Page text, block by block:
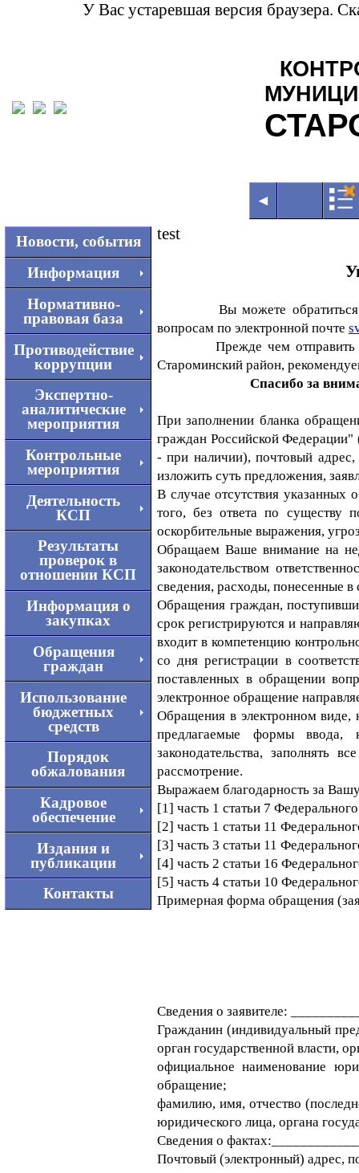
У Вас устаревшая версия браузера.
◄
Новости, события
Информация
Нормативно-
правовая база
Противодействие
коррупции
Экспертно-
аналитические
мероприятия
Контрольные
мероприятия
Деятельность
КСП
Результаты
проверок в
отношении КСП
Информация о
закупках
Обращения
граждан
Использование
бюджетных
средств
Порядок
обжалования
Кадровое
обеспечение
Издания и
публикации
Контакты
test
Уважаемые
Вы можете
вопросам по электронной почте
Прежде чем отправить
Староминский район,
Cпасибо за внимание к
При заполнении бланка
граждан Российской
- при наличии), почтовый
изложить суть предложения,
В случае отсутствия указанных
того, без ответа по существу
оскорбительные выражения,
Обращаем Ваше внимание на
законодательством
сведения, расходы, понесенные
Обращения граждан,
срок регистрируются и
входит в компетенцию
со дня регистрации в
поставленных в обращении
электронное обращение
Обращения в электронном виде,
предлагаемые формы ввода,
законодательства, заполнять
рассмотрение.
Выражаем благодарность за
[1] часть 1 статьи 7
[2] часть 1 статьи 11
[3] часть 3 статьи 11
[4] часть 2 статьи 16
[5] часть 4 статьи 10
Примерная форма обращения
Сведения о заявителе:
Гражданин (индивидуальный
орган государственной власти,
официальное наименование
обращение;
фамилию, имя, отчество
юридического лица, органа
Сведения о
Почтовый (электронный) адрес,